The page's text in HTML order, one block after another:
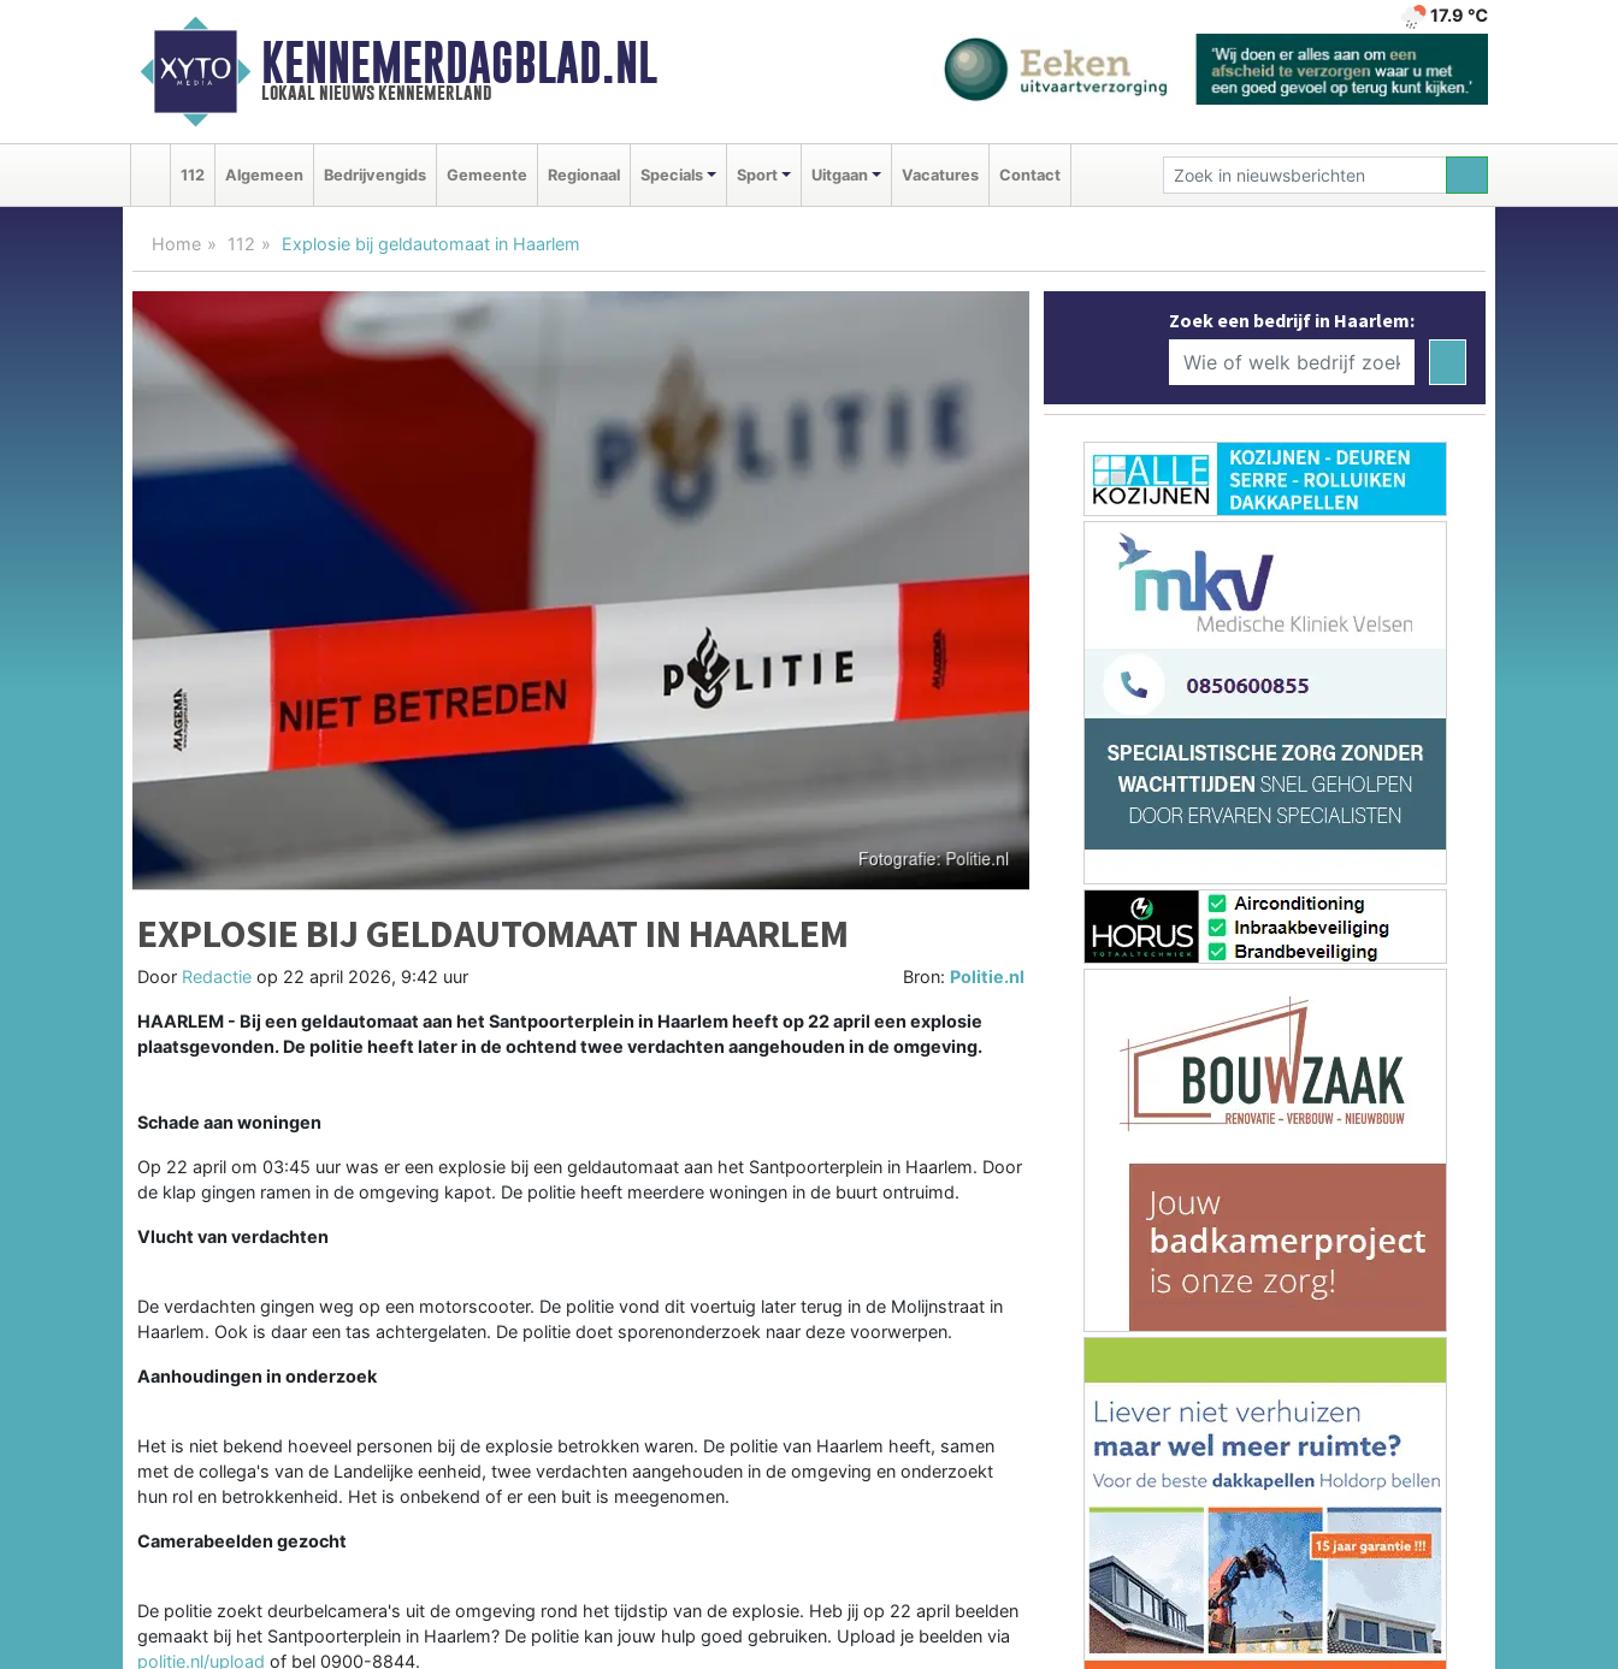
KENNEMERDAGBLAD.NL
lokaal nieuws kennemerland
17.9 ℃
112 Algemeen Bedrijvengids Gemeente Regionaal Specials Sport Uitgaan Vacatures Contact
Home 112 Explosie bij geldautomaat in Haarlem
EXPLOSIE BIJ GELDAUTOMAAT IN HAARLEM
Door Redactie op 22 april 2026, 9:42 uur Bron: Politie.nl
HAARLEM - Bij een geldautomaat aan het Santpoorterplein in Haarlem heeft op 22 april een explosie
plaatsgevonden. De politie heeft later in de ochtend twee verdachten aangehouden in de omgeving.
Schade aan woningen
Op 22 april om 03:45 uur was er een explosie bij een geldautomaat aan het Santpoorterplein in Haarlem. Door
de klap gingen ramen in de omgeving kapot. De politie heeft meerdere woningen in de buurt ontruimd.
Vlucht van verdachten
De verdachten gingen weg op een motorscooter. De politie vond dit voertuig later terug in de Molijnstraat in
Haarlem. Ook is daar een tas achtergelaten. De politie doet sporenonderzoek naar deze voorwerpen.
Aanhoudingen in onderzoek
Het is niet bekend hoeveel personen bij de explosie betrokken waren. De politie van Haarlem heeft, samen
met de collega's van de Landelijke eenheid, twee verdachten aangehouden in de omgeving en onderzoekt
hun rol en betrokkenheid. Het is onbekend of er een buit is meegenomen.
Camerabeelden gezocht
De politie zoekt deurbelcamera's uit de omgeving rond het tijdstip van de explosie. Heb jij op 22 april beelden
gemaakt bij het Santpoorterplein in Haarlem? De politie kan jouw hulp goed gebruiken. Upload je beelden via
politie.nl/upload of bel 0900-8844.
Zoek een bedrijf in Haarlem: